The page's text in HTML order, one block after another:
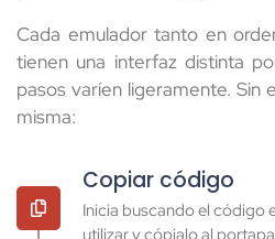
Cada emulador tanto en
tienen una interfaz distinta
pasos varíen ligeramente. Sin
misma:
Copiar código
Inicia buscando el código